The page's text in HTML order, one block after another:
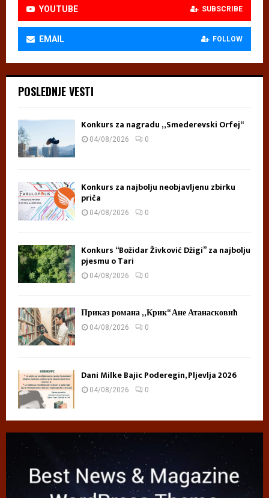
YOUTUBE SUBSCRIBE
EMAIL FOLLOW
POSLEDNJE VESTI
Konkurs za nagradu „Smederevski Orfej“
04/08/2026 0
Konkurs za najbolju neobjavljenu zbirku
priča
04/08/2026 0
Konkurs “Božidar Živković Džigi” za najbolju
pjesmu o Tari
04/08/2026 0
Приказ романа „Крик“ Ане Атанасковић
04/08/2026 0
Dani Milke Bajic Poderegin, Pljevlja 2026
04/08/2026 0